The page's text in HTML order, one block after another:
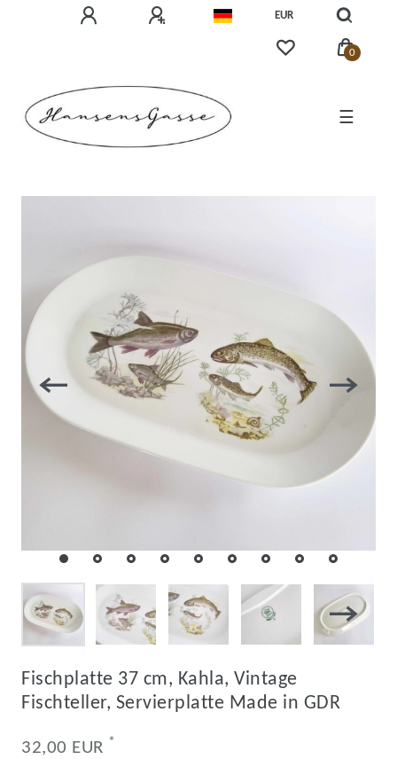
EUR
0
☰
Fischplatte 37 cm, Kahla, Vintage
Fischteller, Servierplatte Made in GDR
32,00 EUR *